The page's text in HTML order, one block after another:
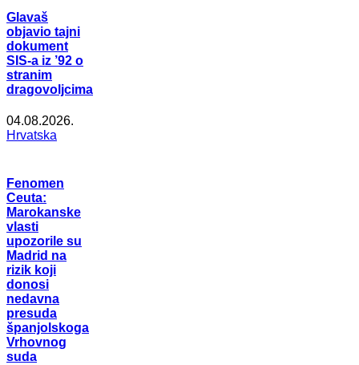
Glavaš
objavio tajni
dokument
SIS-a iz ’92 o
stranim
dragovoljcima
04.08.2026.
Hrvatska
Fenomen
Ceuta:
Marokanske
vlasti
upozorile su
Madrid na
rizik koji
donosi
nedavna
presuda
španjolskoga
Vrhovnog
suda